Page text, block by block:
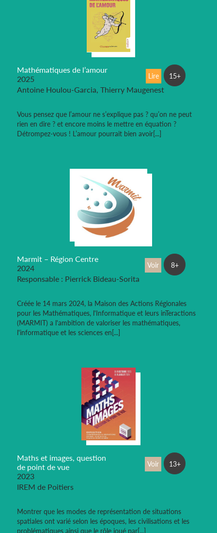
Mathématiques de l’amour
2025
Antoine Houlou-Garcia, Thierry Maugenest
Vous pensez que l’amour ne s’explique pas ? qu’on ne peut
rien en dire ? et encore moins le mettre en équation ?
Détrompez-vous ! L’amour pourrait bien avoir[...]
Lire 15+
Marmit – Région Centre
2024
Responsable : Pierrick Bideau-Sorita
Créée le 14 mars 2024, la Maison des Actions Régionales
pour les Mathématiques, l'Informatique et leurs inTeractions
(MARMIT) a l'ambition de valoriser les mathématiques,
l'informatique et les sciences en[...]
Voir 8+
Maths et images, question
de point de vue
2023
IREM de Poitiers
Montrer que les modes de représentation de situations
spatiales ont varié selon les époques, les civilisations et les
problématiques ainsi que le rôle joué par[...]
Voir 13+